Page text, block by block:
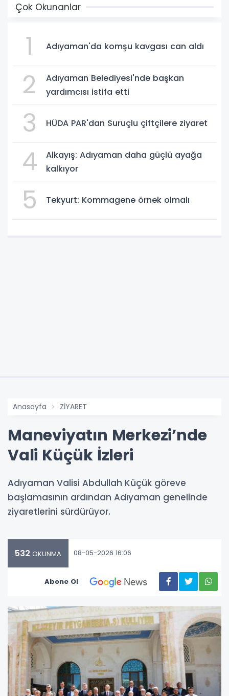
Çok Okunanlar
1 Adıyaman'da komşu kavgası can aldı
2
Adıyaman Belediyesi'nde başkan
yardımcısı istifa etti
3 HÜDA PAR'dan Suruçlu çiftçilere ziyaret
4
Alkayış: Adıyaman daha güçlü ayağa
kalkıyor
5 Tekyurt: Kommagene örnek olmalı
Anasayfa ZİYARET
Maneviyatın Merkezi’nde
Vali Küçük İzleri
Adıyaman Valisi Abdullah Küçük göreve
başlamasının ardından Adıyaman genelinde
ziyaretlerini sürdürüyor.
532 OKUNMA 08-05-2026 16:06
Abone Ol